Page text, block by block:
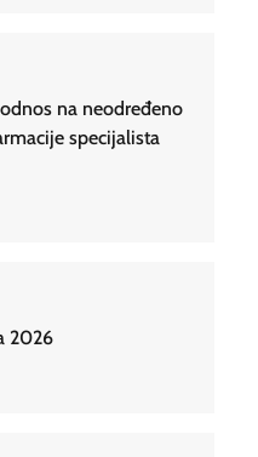
na neodređeno
specijalista
2026